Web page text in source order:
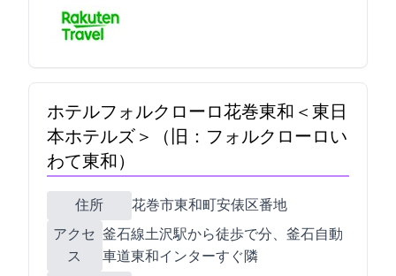
ホテルフォルクローロ花巻東和＜JR東日
本ホテルズ＞（旧：フォルクローロい
わて東和）
住所
花巻市東和町安俵6区134番地
アクセ
ス
釜石線土沢駅から徒歩で15分、釜石自動
車道東和インターすぐ隣